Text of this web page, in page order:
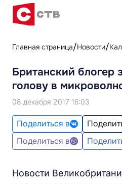
Главная страница Новости
Британский блогер
голову в
08 декабря 2017 16:03
Поделиться в
Поделиться в
Новости